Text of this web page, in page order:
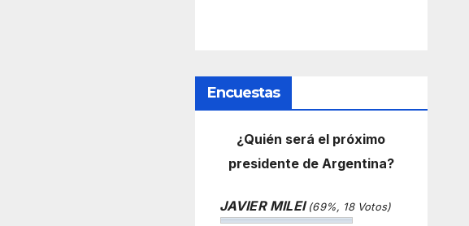
Encuestas
¿Quién será el próximo
presidente de Argentina?
JAVIER MILEI (69%, 18 Votos)